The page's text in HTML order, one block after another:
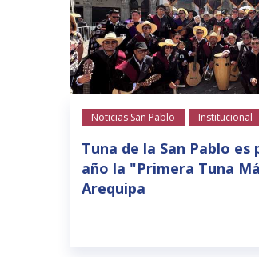
Noticias San Pablo Institucional
Tuna de la San Pablo
año la "Primera Tuna
Arequipa